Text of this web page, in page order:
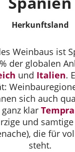
Herkunftsland
Weinbaus ist
der globalen
und Italien.
sich auch
klar
und
die für
steht.